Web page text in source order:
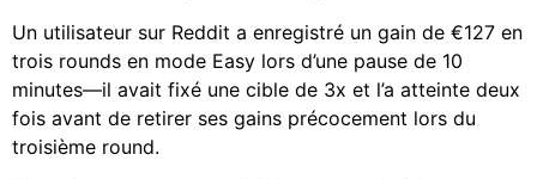
Un utilisateur sur Reddit a enregistré un gain de €127 en
trois rounds en mode Easy lors d’une pause de 10
minutes—il avait fixé une cible de 3x et l’a atteinte deux
fois avant de retirer ses gains précocement lors du
troisième round.